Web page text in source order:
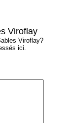
Viroflay
Viroflay?
ici.